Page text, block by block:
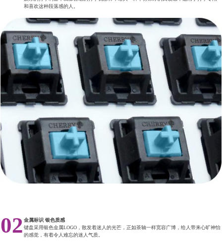
和喜欢这种段落感的人。
02 金属标识 银色质感
键盘采用银色金属LOGO，散发着迷人的光芒，正如茶轴一样宽容广博，给人带来心旷神怡
的感觉，有着令人难忘的迷人气质。